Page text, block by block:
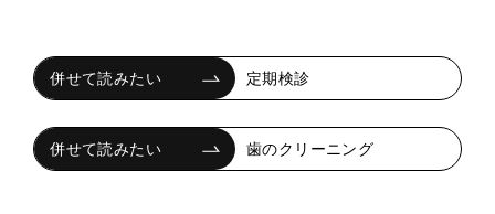
定期検診
歯のクリーニング